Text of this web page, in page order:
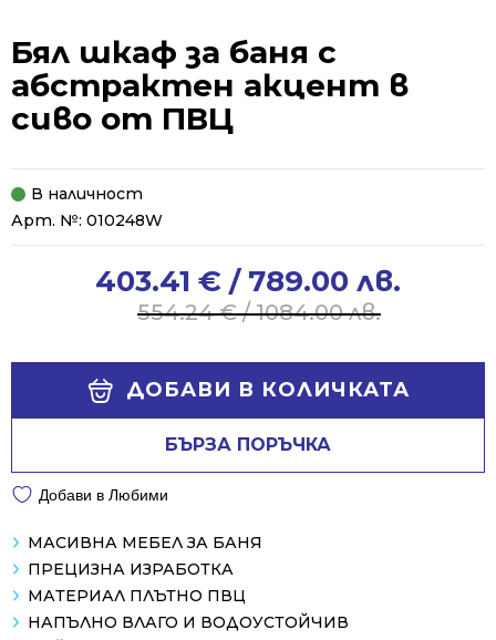
Бял шкаф за баня с
абстрактен акцент в
сиво от ПВЦ
В наличност
Арт. №: 010248W
554.24€/ 1084.00 лв.
554.24 €
403.41 € / 789.00 лв.
403.41 €
ДОБАВИ В КОЛИЧКАТА
БЪРЗА ПОРЪЧКА
Добави в Любими
МАСИВНА МЕБЕЛ ЗА БАНЯ
ПРЕЦИЗНА ИЗРАБОТКА
МАТЕРИАЛ ПЛЪТНО ПВЦ
НАПЪЛНО ВЛАГО И ВОДОУСТОЙЧИВ